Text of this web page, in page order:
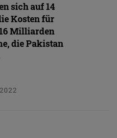
sich auf 14
Kosten für
Milliarden
die Pakistan